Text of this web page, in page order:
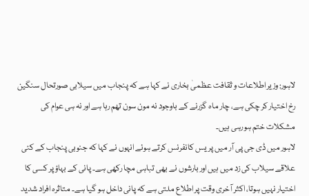
لاہور: وزیر اطلاعات و ثقافت عظمیٰ بخاری نے کہا ہے کہ پنجاب میں سیلابی صورتحال سنگین
رخ اختیار کر چکی ہے، چار ماہ گزرنے کے باوجود نہ مون سون تھم رہا ہے اور نہ ہی عوام کی
مشکلات ختم ہو رہی ہیں۔
لاہور میں ڈی جی پی آر میں پریس کانفرنس کرتے ہوئے انہوں نے کہا کہ جنوبی پنجاب کے کئی
علاقے سیلاب کی زد میں ہیں اور بارشوں نے بھی تباہی مچا رکھی ہے۔ پانی کے بہاؤ پر کسی کا
اختیار نہیں ہوتا، اکثر آخری وقت پر اطلاع ملتی ہے کہ پانی داخل ہو گیا ہے۔ متاثرہ افراد شدید